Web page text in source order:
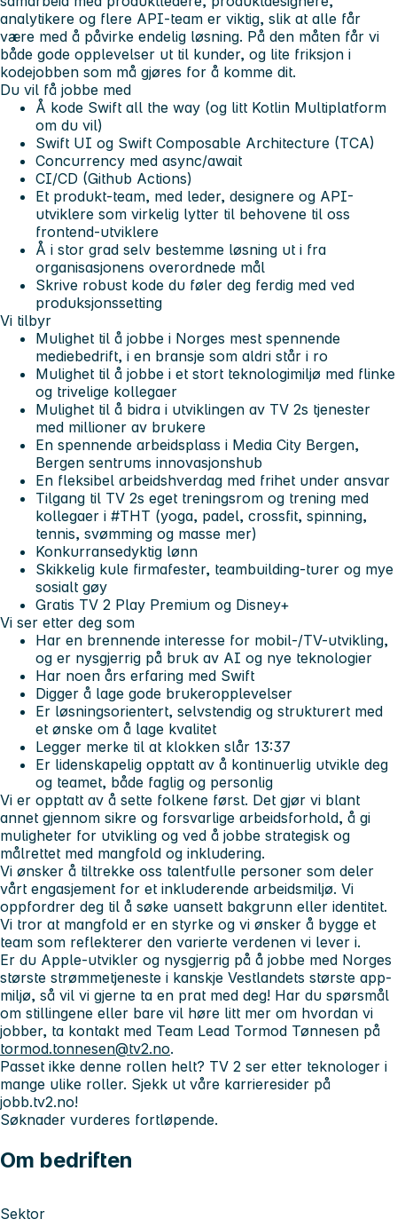
analytikere og flere API-team er viktig, slik at alle får
være med å påvirke endelig løsning. På den måten får vi
både gode opplevelser ut til kunder, og lite friksjon i
kodejobben som må gjøres for å komme dit.
Du vil få jobbe med
Å kode Swift all the way (og litt Kotlin Multiplatform
om du vil)
Swift UI og Swift Composable Architecture (TCA)
Concurrency med async/await
CI/CD (Github Actions)
Et produkt-team, med leder, designere og API-
utviklere som virkelig lytter til behovene til oss
frontend-utviklere
Å i stor grad selv bestemme løsning ut i fra
organisasjonens overordnede mål
Skrive robust kode du føler deg ferdig med ved
produksjonssetting
Vi tilbyr
Mulighet til å jobbe i Norges mest spennende
mediebedrift, i en bransje som aldri står i ro
Mulighet til å jobbe i et stort teknologimiljø med flinke
og trivelige kollegaer
Mulighet til å bidra i utviklingen av TV 2s tjenester
med millioner av brukere
En spennende arbeidsplass i Media City Bergen,
Bergen sentrums innovasjonshub
En fleksibel arbeidshverdag med frihet under ansvar
Tilgang til TV 2s eget treningsrom og trening med
kollegaer i #THT (yoga, padel, crossfit, spinning,
tennis, svømming og masse mer)
Konkurransedyktig lønn
Skikkelig kule firmafester, teambuilding-turer og mye
sosialt gøy
Gratis TV 2 Play Premium og Disney+
Vi ser etter deg som
Har en brennende interesse for mobil-/TV-utvikling,
og er nysgjerrig på bruk av AI og nye teknologier
Har noen års erfaring med Swift
Digger å lage gode brukeropplevelser
Er løsningsorientert, selvstendig og strukturert med
et ønske om å lage kvalitet
Legger merke til at klokken slår 13:37
Er lidenskapelig opptatt av å kontinuerlig utvikle deg
og teamet, både faglig og personlig
Vi er opptatt av å sette folkene først. Det gjør vi blant
annet gjennom sikre og forsvarlige arbeidsforhold, å gi
muligheter for utvikling og ved å jobbe strategisk og
målrettet med mangfold og inkludering.
Vi ønsker å tiltrekke oss talentfulle personer som deler
vårt engasjement for et inkluderende arbeidsmiljø. Vi
oppfordrer deg til å søke uansett bakgrunn eller identitet.
Vi tror at mangfold er en styrke og vi ønsker å bygge et
team som reflekterer den varierte verdenen vi lever i.
Er du Apple-utvikler og nysgjerrig på å jobbe med Norges
største strømmetjeneste i kanskje Vestlandets største app-
miljø, så vil vi gjerne ta en prat med deg! Har du spørsmål
om stillingene eller bare vil høre litt mer om hvordan vi
jobber, ta kontakt med Team Lead Tormod Tønnesen på
tormod.tonnesen@tv2.no.
Passet ikke denne rollen helt? TV 2 ser etter teknologer i
mange ulike roller. Sjekk ut våre karrieresider på
jobb.tv2.no!
Søknader vurderes fortløpende.
Om bedriften
Sektor